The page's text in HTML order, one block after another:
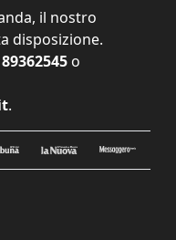
il nostro
disposizione.
o
.